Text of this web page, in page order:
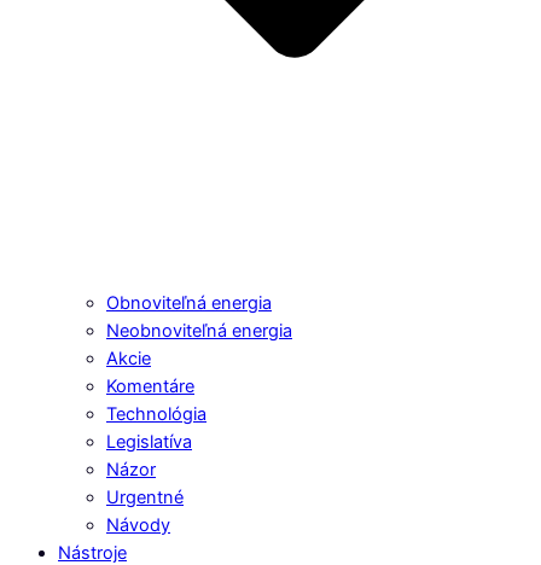
Obnoviteľná energia
Neobnoviteľná energia
Akcie
Komentáre
Technológia
Legislatíva
Názor
Urgentné
Návody
Nástroje